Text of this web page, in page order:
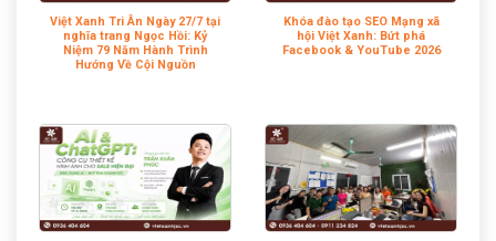
Việt Xanh Tri Ân Ngày 27/7 tại
nghĩa trang Ngọc Hồi: Kỷ
Niệm 79 Năm Hành Trình
Hướng Về Cội Nguồn
Khóa đào tạo SEO Mạng xã
hội Việt Xanh: Bứt phá
Facebook & YouTube 2026